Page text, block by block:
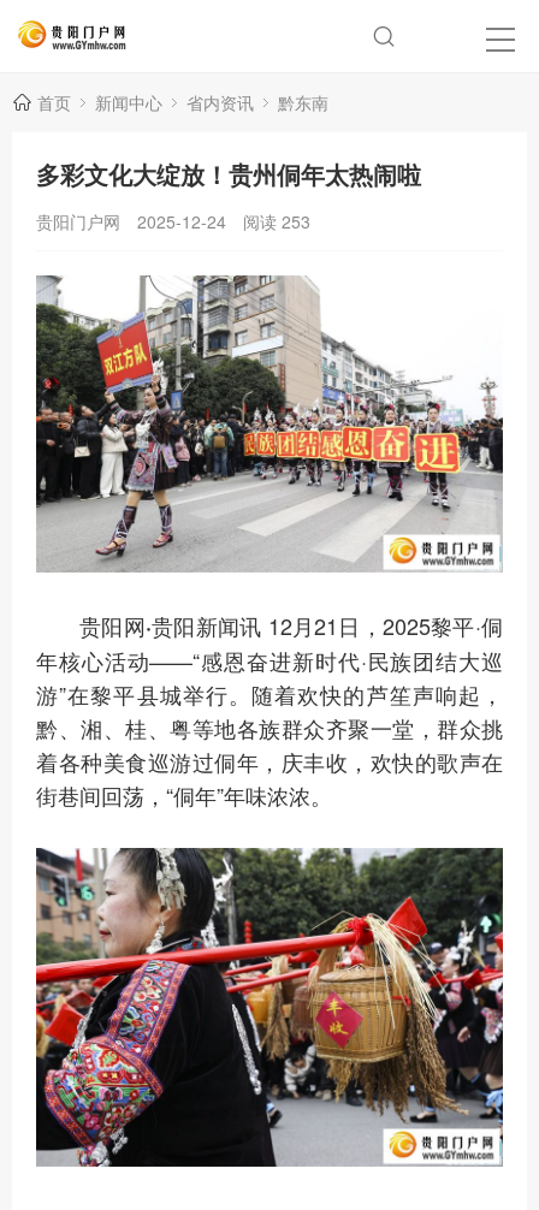
首页 新闻中心 省内资讯 黔东南
多彩文化大绽放！贵州侗年太热闹啦
贵阳门户网 2025-12-24 阅读 253
贵阳网·贵阳新闻讯 12月21日，2025黎平·侗
年核心活动——“感恩奋进新时代·民族团结大巡
游”在黎平县城举行。随着欢快的芦笙声响起，
黔、湘、桂、粤等地各族群众齐聚一堂，群众挑
着各种美食巡游过侗年，庆丰收，欢快的歌声在
街巷间回荡，“侗年”年味浓浓。